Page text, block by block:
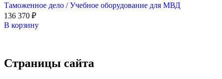
Таможенное дело / Учебное оборудование для МВД
136 370 ₽
В корзину
Страницы сайта